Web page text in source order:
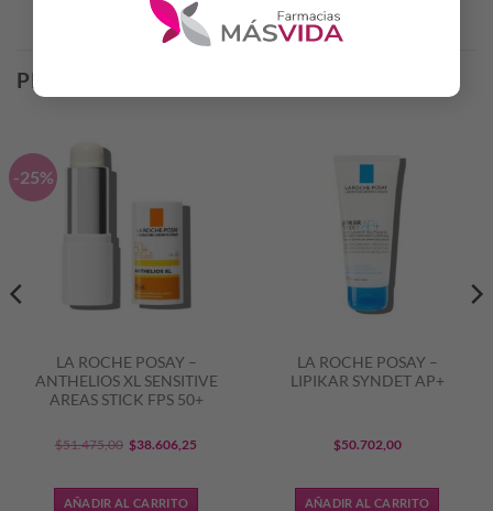
Productos Relacionados
PRODUCTOS RELACIONADOS
-25%
LA ROCHE POSAY –
ANTHELIOS XL SENSITIVE
AREAS STICK FPS 50+
$51.475,00 El
original
$38.606,25
AÑADIR AL CARRITO
LA ROCHE POSAY –
LIPIKAR SYNDET AP+
$50.702,00
AÑADIR AL CARRITO